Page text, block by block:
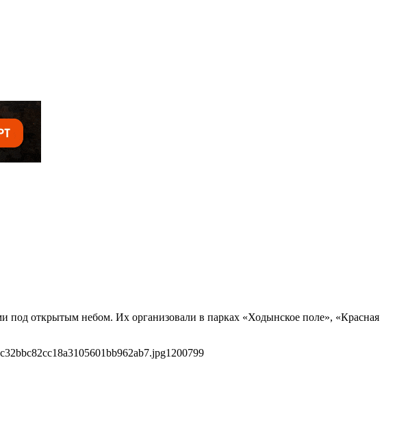
под открытым небом. Их организовали в парках «Ходынское поле», «Красная
1200799